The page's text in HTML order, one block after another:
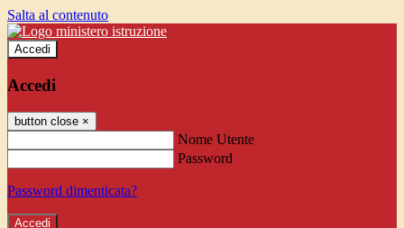
Salta al contenuto
Accedi
Accedi
button close ×
Nome Utente
Password
Password dimenticata?